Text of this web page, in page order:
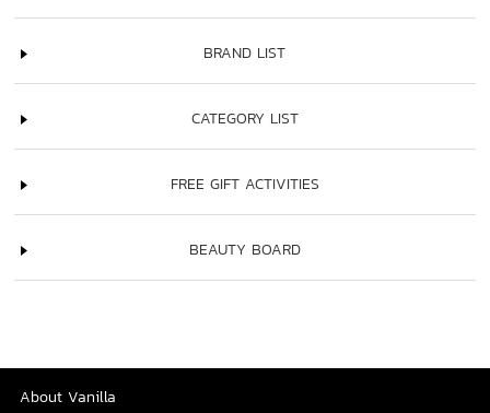
BRAND LIST
CATEGORY LIST
FREE GIFT ACTIVITIES
BEAUTY BOARD
About Vanilla